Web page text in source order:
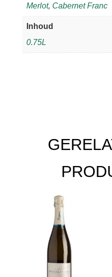
Merlot, Cabernet Franc
Inhoud
0.75L